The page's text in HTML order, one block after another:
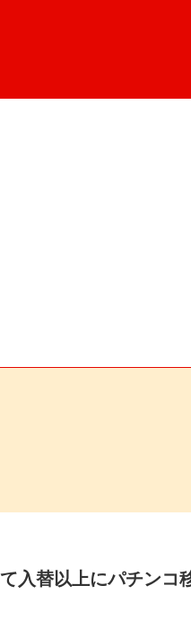
入替以上にパチンコ